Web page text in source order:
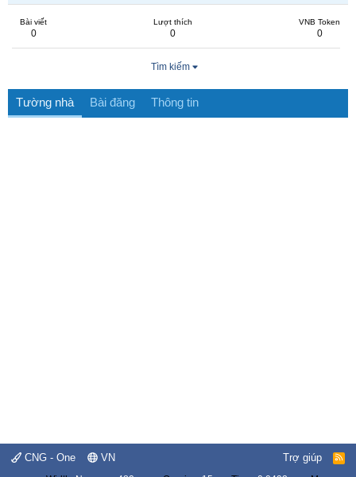
Bài viết
0
Lượt thích
0
VNB Token
0
Tìm kiếm
Tường nhà Bài đăng Thông tin
CNG - One VN Trợ giúp
R